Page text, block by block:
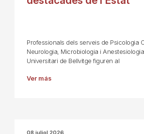
Professionals dels serveis de Psicologia
Neurologia, Microbiologia i Anestesiologia
Universitari de Bellvitge figuren al
Ver más